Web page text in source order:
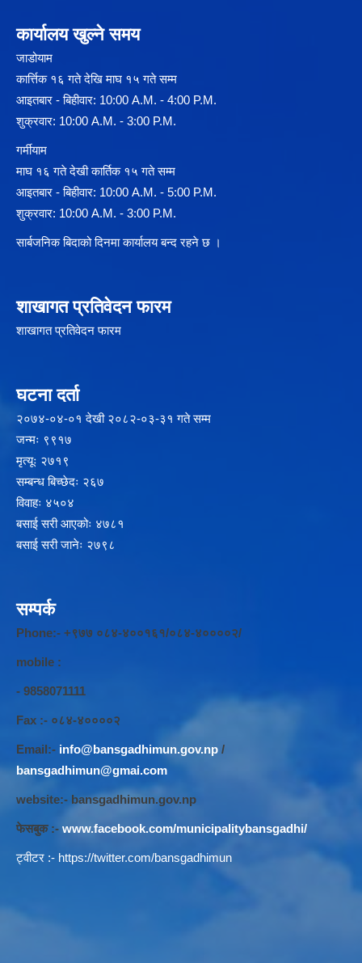
कार्यालय खुल्ने समय
जाडोयाम
कार्त्तिक १६ गते देखि माघ १५ गते सम्म
आइतबार - बिहीवार: 10:00 A.M. - 4:00 P.M.
शुक्रवार: 10:00 A.M. - 3:00 P.M.
गर्मीयाम
माघ १६ गते देखी कार्तिक १५ गते सम्म
आइतबार - बिहीवार: 10:00 A.M. - 5:00 P.M.
शुक्रवार: 10:00 A.M. - 3:00 P.M.
सार्बजनिक बिदाको दिनमा कार्यालय बन्द रहने छ ।
शाखागत प्रतिवेदन फारम
शाखागत प्रतिवेदन फारम
घटना दर्ता
२‍०७४-०४-०१ देखी २०८२-०३-३१ गते सम्म
जन्मः ९९१७
मृत्यूः २७१९
सम्बन्ध बिच्छेदः २६७
विवाहः ४५०४
बसाई सरी आएकोः ४७८१
बसाई सरी जानेः २७९८
सम्पर्क
Phone:- +९७७ ०८४-४००१६१/०८४-४००००२/
mobile :
- 9858071111
Fax :- ०८४-४००००२
Email:- info@bansgadhimun.gov.np /
bansgadhimun@gmai.com
website:- bansgadhimun.gov.np
फेसबुक :- www.facebook.com/municipalitybansgadhi/
ट्वीटर :- https://twitter.com/bansgadhimun